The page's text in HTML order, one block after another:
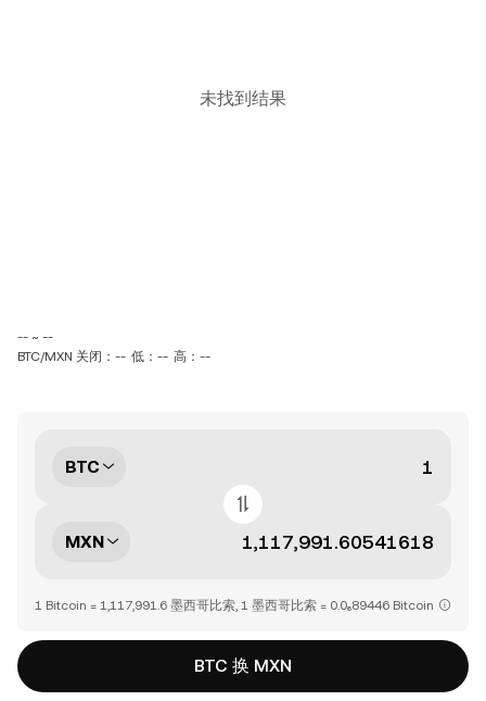
未找到结果
-- ~ --
BTC/MXN 关闭：-- 低：-- 高：--
BTC
MXN
1 Bitcoin = 1,117,991.6 墨西哥比索, 1 墨西哥比索 = 0.0₆89446 Bitcoin
BTC 换 MXN